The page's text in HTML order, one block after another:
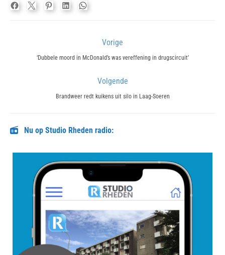
navigatie
Vorige
Previous
‘Dubbele moord in McDonald’s was vereffening in drugscircuit’
Volgende
Next
Brandweer redt kuikens uit silo in Laag-Soeren
Nu op Studio Rheden radio: